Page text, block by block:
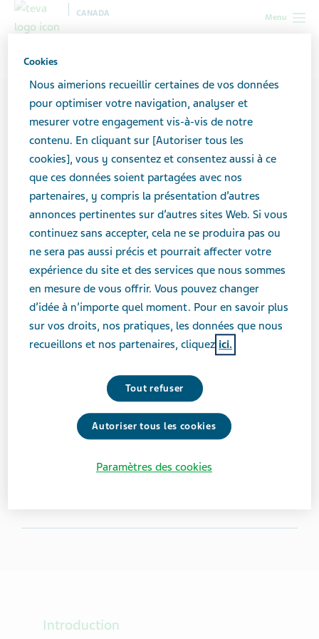
Menu
CANADA
Canada
Kerri MacKay
Kerri MacKay est une autrice, autodidacte quantifiée et
patiente en ligne souffrant de TDAH et d’asthme.
Vécu avec la maladie :17 années
Introduction
Cookies
Nous aimerions recueillir certaines de vos données
pour optimiser votre navigation, analyser et
mesurer votre engagement vis-à-vis de notre
contenu. En cliquant sur [Autoriser tous les
cookies], vous y consentez et consentez aussi à ce
que ces données soient partagées avec nos
partenaires, y compris la présentation d’autres
annonces pertinentes sur d’autres sites Web. Si vous
continuez sans accepter, cela ne se produira pas ou
ne sera pas aussi précis et pourrait affecter votre
expérience du site et des services que nous sommes
en mesure de vous offrir. Vous pouvez changer
d’idée à n’importe quel moment. Pour en savoir plus
sur vos droits, nos pratiques, les données que nous
recueillons et nos partenaires, cliquez ici.
Tout refuser
Autoriser tous les cookies
Paramètres des cookies